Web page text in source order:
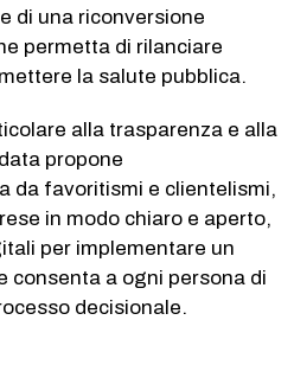
di una riconversione
permetta di rilanciare
la salute pubblica.
alla trasparenza e alla
propone
da favoritismi e clientelismi,
in modo chiaro e aperto,
per implementare un
consenta a ogni persona di
decisionale.